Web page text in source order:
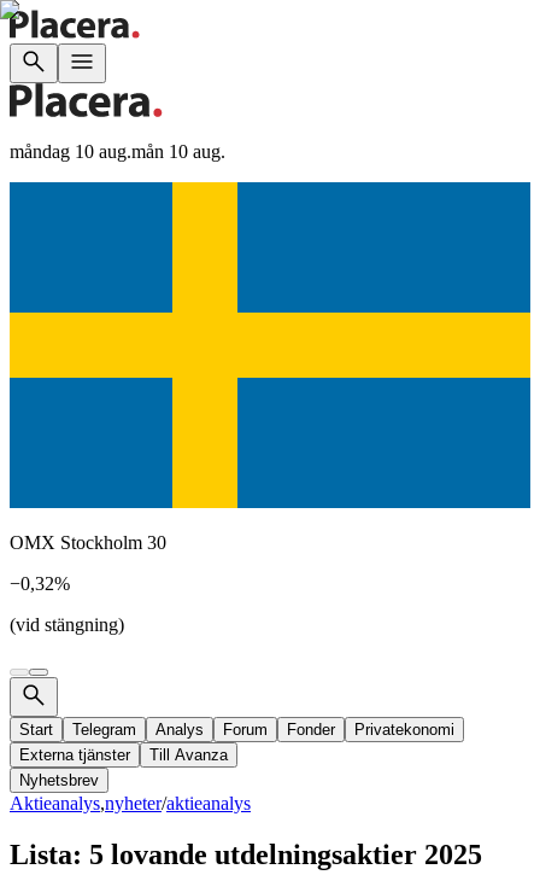
måndag 10 aug.mån 10 aug.
OMX Stockholm 30
−0,32%
(vid stängning)
Start Telegram Analys Forum Fonder
Privatekonomi
Externa tjänster
Till Avanza
Nyhetsbrev
Aktieanalys,nyheter/aktieanalys
Lista: 5 lovande utdelningsaktier 2025